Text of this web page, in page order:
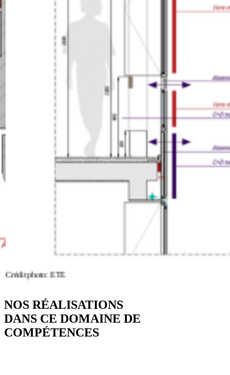
Crédit photo: ETE
NOS RÉALISATIONS
DANS CE DOMAINE DE
COMPÉTENCES